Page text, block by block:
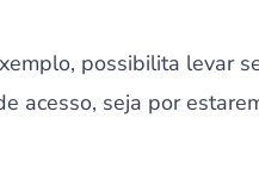
possibilita levar
acesso, seja por